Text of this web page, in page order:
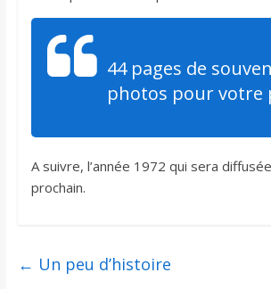
44 pages de
photos pour votre
A suivre, l’année 1972 qui sera
prochain.
← Un peu d’histoire